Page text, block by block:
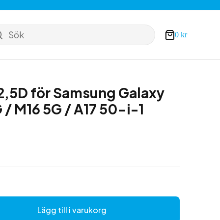
Sök Varukorg
0 kr
för Samsung Galaxy
/ M16 5G / A17 50-i-1
Lägg till i varukorg